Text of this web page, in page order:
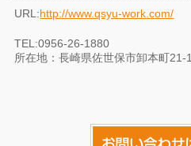
URL:http://www.qsyu-work.com/
TEL:0956-26-1880
所在地：長崎県佐世保市卸本町21-1